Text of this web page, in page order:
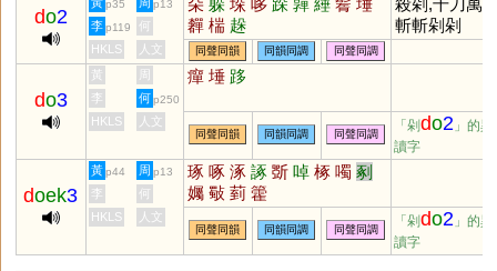
do2
黃 p35 周 p13
奲 椯 趓
斬斬剁剁
李 p119
何
HKLS
人文 同聲同韻 同韻同調 同聲同調
do3
黃 周 癉 埵 跢
李 何 p250
HKLS 人文
同聲同韻 同韻同調 同聲同調
「剁do2 」的異
讀字
doek3
黃 p44 周 p13 琢 啄 涿 諑 斲 啅 椓 噣 剢
孎 斀 菿 籗
李
何
HKLS
人文
同聲同韻 同韻同調 同聲同調
「剁do2 」的異
讀字